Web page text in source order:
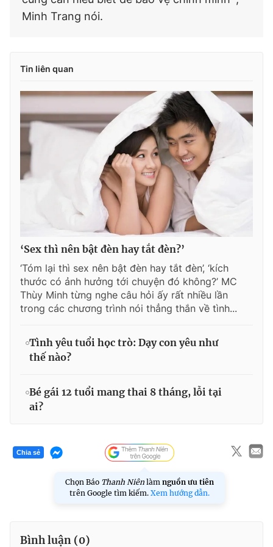
Minh Trang nói.
Tin liên quan
‘Sex thì nên bật đèn hay tắt đèn?’
‘Tóm lại thì sex nên bật đèn hay tắt đèn’, ‘kích
thước có ảnh hưởng tới chuyện đó không?’ MC
Thùy Minh từng nghe câu hỏi ấy rất nhiều lần
trong các chương trình nói thẳng thắn về tình...
Tình yêu tuổi học trò: Dạy con yêu như
thế nào?
Bé gái 12 tuổi mang thai 8 tháng, lỗi tại
ai?
Chia sẻ
Chọn Báo Thanh Niên làm nguồn ưu tiên
trên Google tìm kiếm. Xem hướng dẫn.
Bình luận (0)